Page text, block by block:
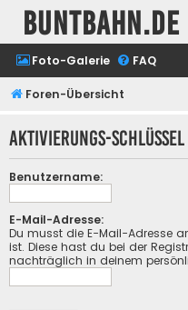
buntbahn.de
Foto-Galerie FAQ
Foren-Übersicht
Aktivierungs-Schlüssel
Benutzername:
E-Mail-Adresse:
Du musst die E-Mail-Adresse
ist. Diese hast du bei der
nachträglich in deinem